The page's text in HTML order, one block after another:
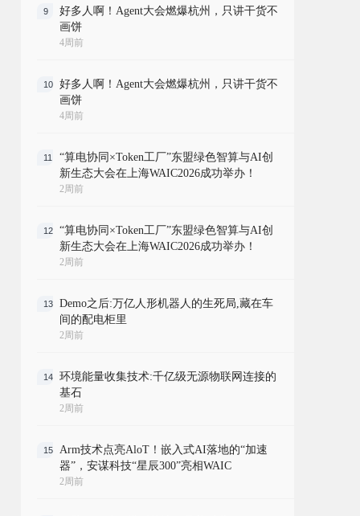
9
好多人啊！Agent大会燃爆杭州，只讲干货不
画饼
4周前
10
好多人啊！Agent大会燃爆杭州，只讲干货不
画饼
4周前
11
“算电协同×Token工厂”东盟绿色智算与AI创
新生态大会在上海WAIC2026成功举办！
2周前
12
“算电协同×Token工厂”东盟绿色智算与AI创
新生态大会在上海WAIC2026成功举办！
2周前
13
Demo之后:万亿人形机器人的生死局,藏在车
间的配电柜里
2周前
14
环境能量收集技术:千亿级无源物联网连接的
基石
2周前
15
Arm技术点亮AloT！嵌入式AI落地的“加速
器”，安谋科技“星辰300”亮相WAIC
2周前